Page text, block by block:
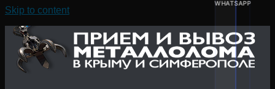
Skip to content
WHATSAPP